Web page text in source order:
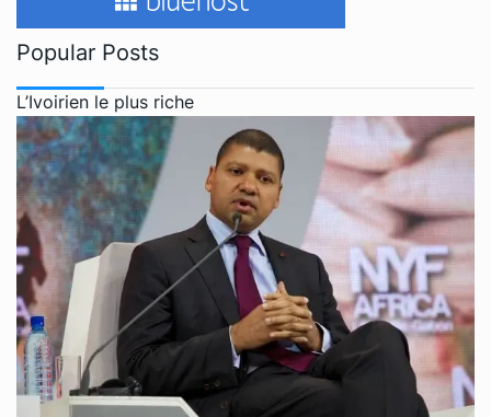
Popular Posts
L’Ivoirien le plus riche